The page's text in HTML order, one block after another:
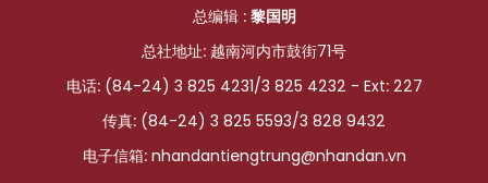
总编辑 : 黎国明
总社地址: 越南河内市鼓街71号
电话: (84-24) 3 825 4231/3 825 4232 - Ext: 227
传真: (84-24) 3 825 5593/3 828 9432
电子信箱: nhandantiengtrung@nhandan.vn